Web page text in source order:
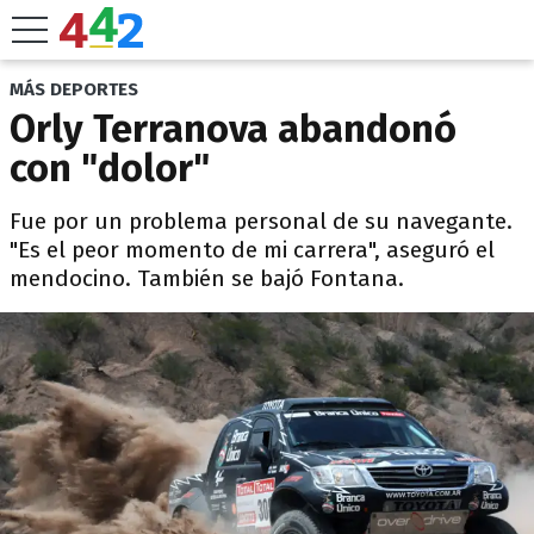
MÁS DEPORTES
Orly Terranova abandonó
con "dolor"
Fue por un problema personal de su navegante.
"Es el peor momento de mi carrera", aseguró el
mendocino. También se bajó Fontana.